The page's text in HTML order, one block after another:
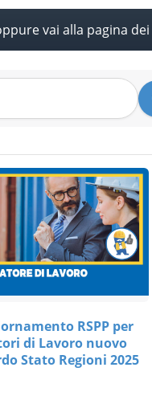
vai alla pagina dei
RSPP per
di Lavoro nuovo
Stato Regioni 2025